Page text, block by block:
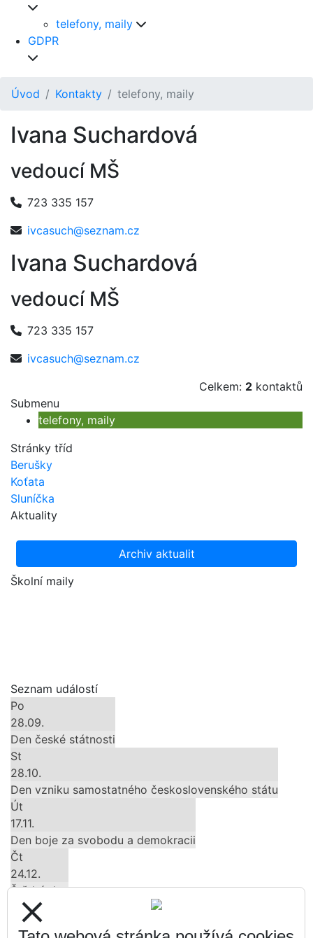
telefony, maily
GDPR
Úvod Kontakty telefony, maily
Ivana Suchardová
vedoucí MŠ
723 335 157
ivcasuch@seznam.cz
Ivana Suchardová
vedoucí MŠ
723 335 157
ivcasuch@seznam.cz
Celkem: 2 kontaktů
Submenu
telefony, maily
Stránky tříd
Berušky
Koťata
Sluníčka
Aktuality
Archiv aktualit
Školní maily
Seznam událostí
Po
28.09.
Den české státnosti
St
28.10.
Den vzniku samostatného československého státu
Út
17.11.
Den boje za svobodu a demokracii
Čt
24.12.
Štědrý den
Pá
25.12.
close